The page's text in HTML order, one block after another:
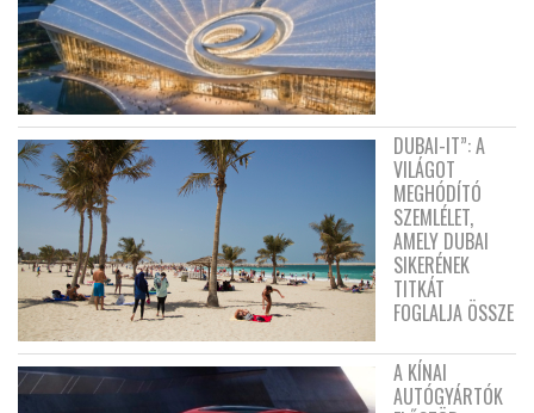
DUBAI-IT”: A
VILÁGOT
MEGHÓDÍTÓ
SZEMLÉLET,
AMELY DUBAI
SIKERÉNEK
TITKÁT
FOGLALJA ÖSSZE
A KÍNAI
AUTÓGYÁRTÓK